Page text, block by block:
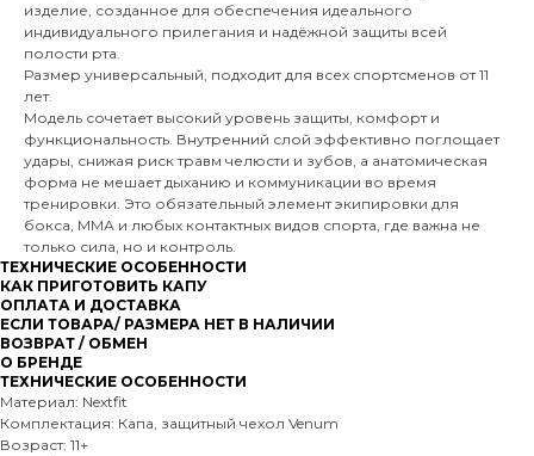
изделие, созданное для обеспечения идеального
индивидуального прилегания и надёжной защиты всей
полости рта.
Размер универсальный, подходит для всех спортсменов от 11
лет.
Модель сочетает высокий уровень защиты, комфорт и
функциональность. Внутренний слой эффективно поглощает
удары, снижая риск травм челюсти и зубов, а анатомическая
форма не мешает дыханию и коммуникации во время
тренировки. Это обязательный элемент экипировки для
бокса, ММА и любых контактных видов спорта, где важна не
только сила, но и контроль.
ТЕХНИЧЕСКИЕ ОСОБЕННОСТИ
КАК ПРИГОТОВИТЬ КАПУ
ОПЛАТА И ДОСТАВКА
ЕСЛИ ТОВАРА/ РАЗМЕРА НЕТ В НАЛИЧИИ
ВОЗВРАТ / ОБМЕН
О БРЕНДЕ
ТЕХНИЧЕСКИЕ ОСОБЕННОСТИ
Материал: Nextfit
Комплектация: Капа, защитный чехол Venum
Возраст: 11+